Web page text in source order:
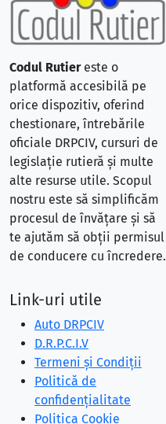
Codul Rutiereste o
platformă accesibilă pe
orice dispozitiv, oferind
chestionare, întrebările
oficiale DRPCIV, cursuri de
legislație rutieră și multe
alte resurse utile. Scopul
nostru este să simplificăm
procesul de învățare și să
te ajutăm să obții permisul
de conducere cu încredere.
Link-uri utile
Auto DRPCIV
D.R.P.C.I.V
Termeni și Condiții
Politică de
confidențialitate
Politica Cookie